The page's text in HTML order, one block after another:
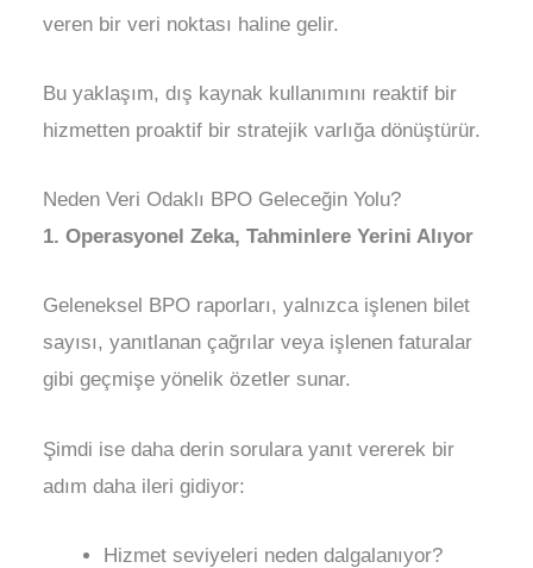
veren bir veri noktası haline gelir.
Bu yaklaşım, dış kaynak kullanımını reaktif bir
hizmetten proaktif bir stratejik varlığa dönüştürür.
Neden Veri Odaklı BPO Geleceğin Yolu?
1. Operasyonel Zeka, Tahminlere Yerini Alıyor
Geleneksel BPO raporları, yalnızca işlenen bilet
sayısı, yanıtlanan çağrılar veya işlenen faturalar
gibi geçmişe yönelik özetler sunar.
Şimdi ise daha derin sorulara yanıt vererek bir
adım daha ileri gidiyor:
Hizmet seviyeleri neden dalgalanıyor?